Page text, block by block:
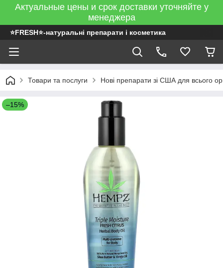
Актуальные цены и срок доставки уточняйте у
менеджера
⭐FRESH⭐-натуральні препарати і косметика
Товари та послуги Нові препарати зі США для всього
–15%